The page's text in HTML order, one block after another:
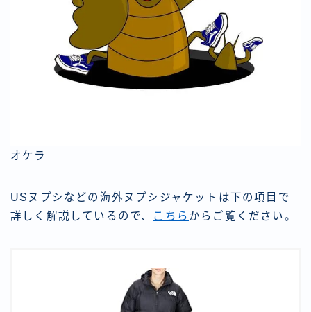
オケラ
USヌプシなどの海外ヌプシジャケットは下の項目で
詳しく解説しているので、 こちら からご覧ください。